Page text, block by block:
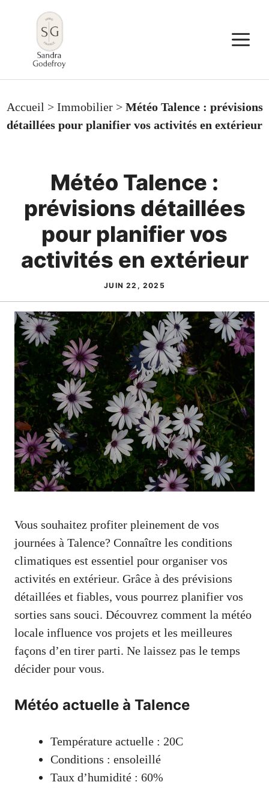
contenu
Accueil > Immobilier> Météo Talence : prévisions
détaillées pour planifier vos activités en extérieur
Météo Talence :
prévisions détaillées
pour planifier vos
activités en extérieur
JUIN 22, 2025
Vous souhaitez profiter pleinement de vos
journées à Talence? Connaître les conditions
climatiques est essentiel pour organiser vos
activités en extérieur. Grâce à des prévisions
détaillées et fiables, vous pourrez planifier vos
sorties sans souci. Découvrez comment la météo
locale influence vos projets et les meilleures
façons d’en tirer parti. Ne laissez pas le temps
décider pour vous.
Météo actuelle à Talence
Température actuelle : 20C
Conditions : ensoleillé
Taux d’humidité : 60%